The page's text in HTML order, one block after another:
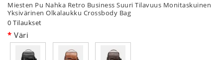
Miesten Pu Nahka Retro Business Suuri Tilavuus Monitaskuinen
Yksivärinen Olkalaukku Crossbody Bag
0 Tilaukset
Väri